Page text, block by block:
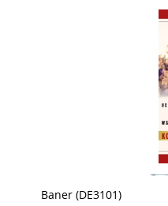
Baner (DE3101)